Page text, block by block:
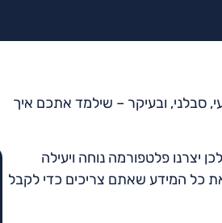
סבלני, ובעיקר – שילמד אתכם איך
יצרנו פלטפורמה נוחה ויעילה
כל המידע שאתם צריכים כדי לקבל